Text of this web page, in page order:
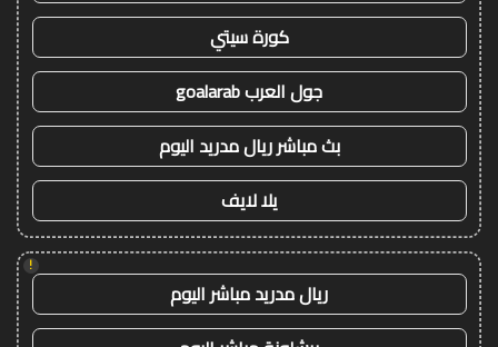
كورة سيتي
جول العرب goalarab
بث مباشر ريال مدريد اليوم
يلا لايف
!
ريال مدريد مباشر اليوم